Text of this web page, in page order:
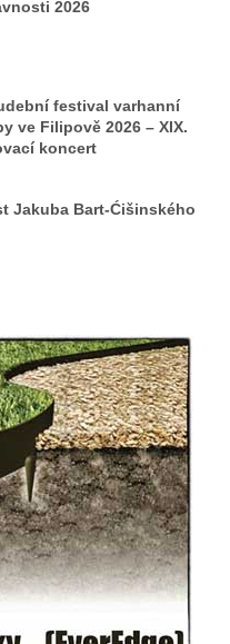
Na
na
v
Na
na
kláštera
2026
festival varhanní
ve Filipově 2026 – XIX.
koncert
Jakuba Bart-Ćišinského